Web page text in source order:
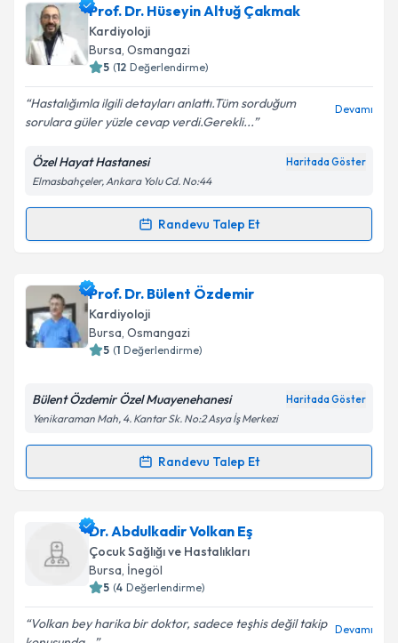
Prof. Dr. Abdulkadir Ercaniçin randevu takvimi
talebi oluşturun. Size bu uzmandan randevu almanız
için bir takvim hazırlandığında e-posta ile
bilgilendireceğiz.
E-posta Adresiniz
Kişisel verilerimin işlenmesine ilişkin
Metni'ni okudum ve kişisel verilerimin belirtilen
kapsamda işlenmesini kabul ediyorum.
Prof. Dr. Hüseyin Altuğ Çakmak
Kardiyoloji
Bursa, Osmangazi
5 (12 Değerlendirme)
Hastalığımla ilgili detayları anlattı.Tüm sorduğum
sorulara güler yüzle cevap verdi.Gerekli...
Devamı
Özel Hayat Hastanesi Haritada Göster
Elmasbahçeler, Ankara Yolu Cd. No:44
Randevu Talep Et
Randevu Takvimi Talebi
Prof. Dr. Hüseyin Altuğ Çakmakiçin randevu
takvimi talebi oluşturun. Size bu uzmandan randevu
almanız için bir takvim hazırlandığında e-posta ile
bilgilendireceğiz.
Kişisel verilerimin işlenmesine ilişkin
Takvim Talebini Gönder
Prof. Dr. Bülent Özdemir
Kardiyoloji
Bursa, Osmangazi
5 (1 Değerlendirme)
Bülent Özdemir Özel Muayenehanesi Haritada Göster
Yenikaraman Mah, 4. Kantar Sk. No:2 Asya İş Merkezi
Randevu Talep Et
Randevu Takvimi Talebi
Prof. Dr. Bülent Özdemiriçin randevu takvimi talebi
oluşturun. Size bu uzmandan randevu almanız için bir
takvim hazırlandığında e-posta ile bilgilendireceğiz.
Dr. Abdulkadir Volkan Eş
Çocuk Sağlığı ve Hastalıkları
Bursa, İnegöl
5 (4 Değerlendirme)
Volkan bey harika bir doktor, sadece teşhis değil takip Devamı